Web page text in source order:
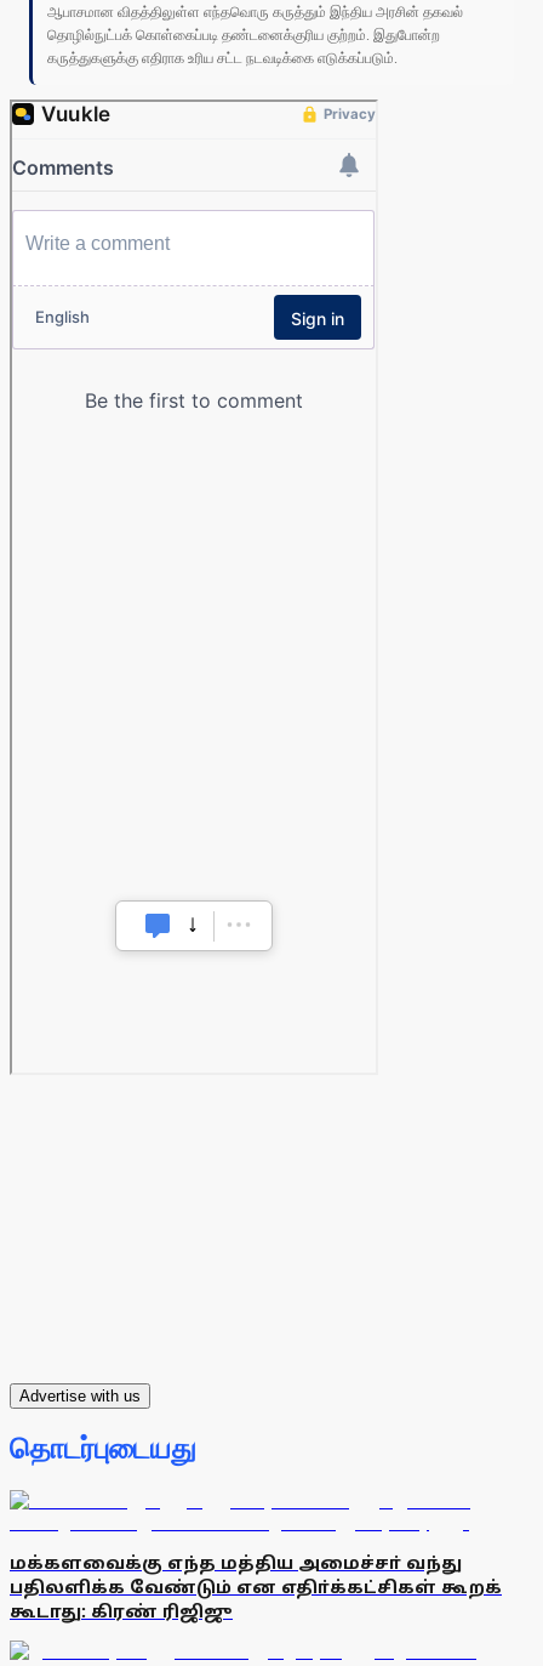
ஆபாசமான விதத்திலுள்ள எந்தவொரு கருத்தும் இந்திய அரசின் தகவல்
தொழில்நுட்பக் கொள்கைப்படி தண்டனைக்குரிய குற்றம். இதுபோன்ற
கருத்துகளுக்கு எதிராக உரிய சட்ட நடவடிக்கை எடுக்கப்படும்.
Advertise with us
தொடர்புடையது
மக்களவைக்கு எந்த மத்திய அமைச்சா் வந்து
பதிலளிக்க வேண்டும் என எதிா்க்கட்சிகள் கூறக்
கூடாது: கிரண் ரிஜிஜு